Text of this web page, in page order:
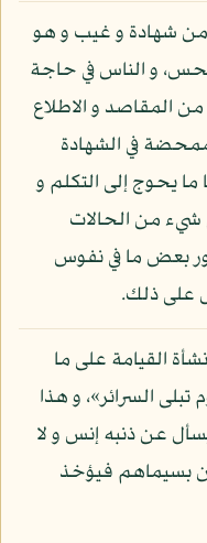
من شهادة و غيب و هو
و الناس في حاجة
المقاصد و الاطلاع
في الشهادة
يحوج إلى التكلم و
شيء من الحالات
بعض ما في نفوس
على ذلك.
القيامة على ما
السرائر»، و هذا
عن ذنبه إنس و لا
بسيماهم فيؤخذ